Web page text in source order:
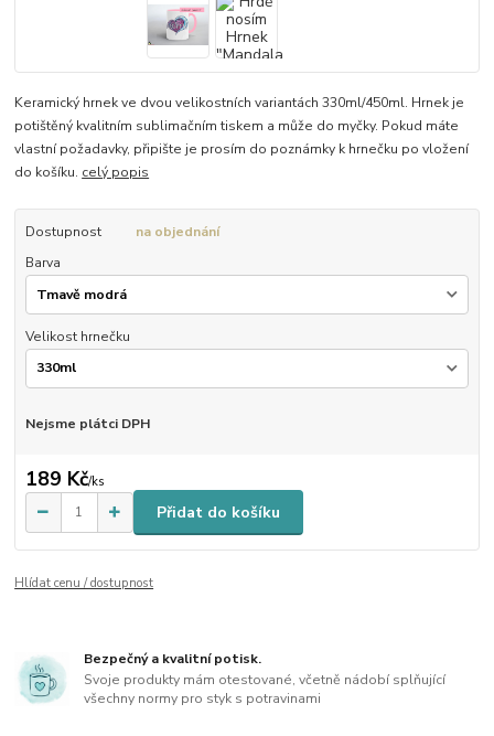
Keramický hrnek ve dvou velikostních variantách 330ml/450ml. Hrnek je
potištěný kvalitním sublimačním tiskem a může do myčky. Pokud máte
vlastní požadavky, připište je prosím do poznámky k hrnečku po vložení
do košíku. celý popis
Dostupnost
na objednání
Barva
Velikost hrnečku
Nejsme plátci DPH
189 Kč/ks
Přidat do košíku
Hlídat cenu / dostupnost
Bezpečný a kvalitní potisk.
Svoje produkty mám otestované, včetně nádobí splňující
všechny normy pro styk s potravinami